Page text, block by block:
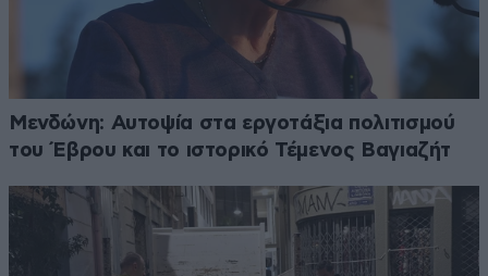
Μενδώνη: Αυτοψία στα εργοτάξια πολιτισμού
του Έβρου και το ιστορικό Τέμενος Βαγιαζήτ